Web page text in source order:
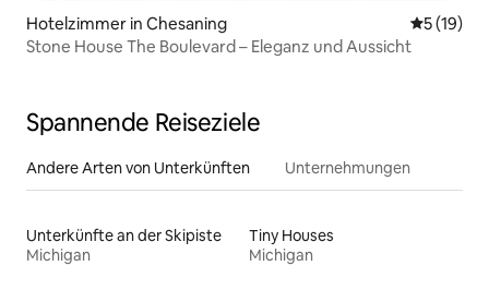
Hotelzimmer in Chesaning
5 (19)
Stone House The Boulevard – Eleganz und Aussicht
Spannende Reiseziele
Andere Arten von Unterkünften Unternehmungen
Unterkünfte an der Skipiste
Michigan
Tiny Houses
Michigan